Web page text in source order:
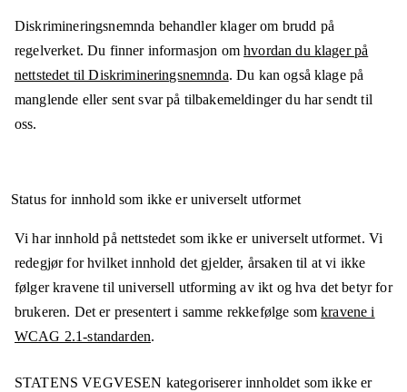
Diskrimineringsnemnda behandler klager om brudd på
regelverket. Du finner informasjon omhvordan du klager på
nettstedet til Diskrimineringsnemnda. Du kan også klage på
manglende eller sent svar på tilbakemeldinger du har sendt til
oss.
Status for innhold som ikke er universelt utformet
Vi har innhold på nettstedet som ikke er universelt utformet. Vi
redegjør for hvilket innhold det gjelder, årsaken til at vi ikke
følger kravene til universell utforming av ikt og hva det betyr for
brukeren. Det er presentert i samme rekkefølge somkravene i
WCAG 2.1-standarden.
STATENS VEGVESEN kategoriserer innholdet som ikke er